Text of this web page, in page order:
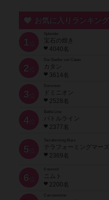
お気に入りランキング
1 位
宝石の煌き
4040名
2 位
Die Siedler von Catan
カタン
3614名
3 位
ドミニオン
2528名
4位
Battle Line
バトルライン
2377名
5 位
Terraforming Mars
テラフォーミングマーズ
2369名
6 位
ニムト
2200名
Carcassonne